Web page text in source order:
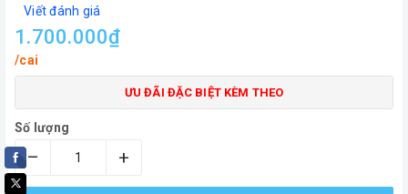
Viết đánh giá
1.700.000₫
/cai
ƯU ĐÃI ĐẶC BIỆT KÈM THEO
Số lượng
– +